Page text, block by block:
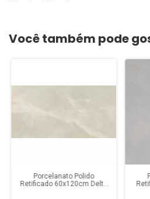
Você também pode
Porcelanato Polido
Retificado 60x120cm Delta